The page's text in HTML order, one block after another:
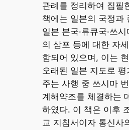
관례를 정리하여 집필
책에는 일본의 국정과
일본 본국·류큐국·쓰
의 삼포 등에 대한 자
함되어 있으며, 이는
오래된 일본 지도로
주는 사행 중 쓰시마
계해약조를 체결하는
하였다. 이 책은 이후
교 지침서이자 통신사